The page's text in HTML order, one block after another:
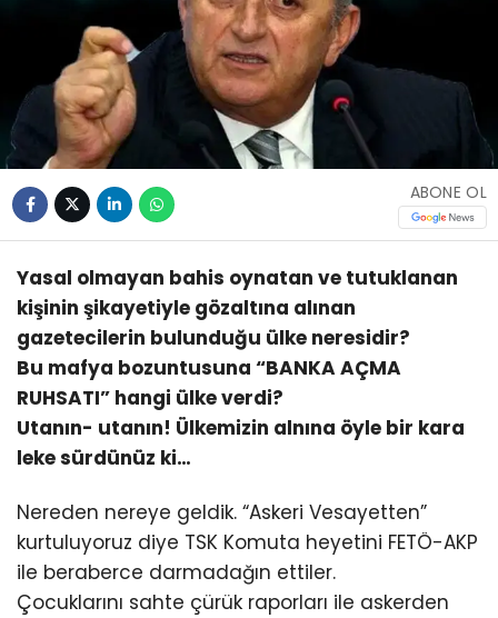
ABONE OL
Yasal olmayan bahis oynatan ve tutuklanan
kişinin şikayetiyle gözaltına alınan
gazetecilerin bulunduğu ülke neresidir?
Bu mafya bozuntusuna “BANKA AÇMA
RUHSATI” hangi ülke verdi?
Utanın- utanın! Ülkemizin alnına öyle bir kara
leke sürdünüz ki…
Nereden nereye geldik. “Askeri Vesayetten”
kurtuluyoruz diye TSK Komuta heyetini FETÖ-AKP
ile beraberce darmadağın ettiler.
Çocuklarını sahte çürük raporları ile askerden